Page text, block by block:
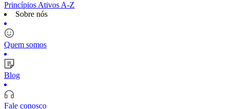
Princípios Ativos A-Z
Sobre nós
Quem somos
Blog
Fale conosco